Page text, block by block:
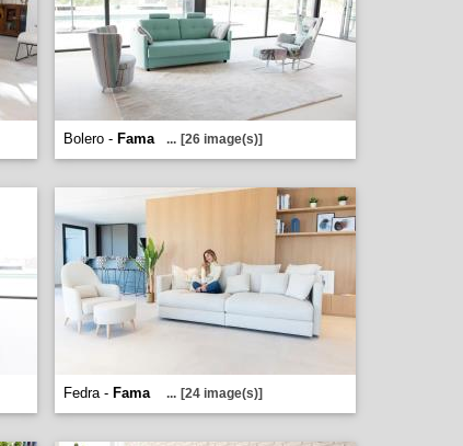
Bolero - Fama ... [26 image(s)]
Fedra - Fama ... [24 image(s)]